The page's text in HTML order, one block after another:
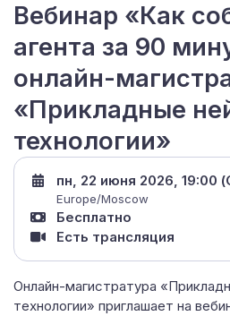
Вебинар «Как
агента за 90
онлайн-
«Прикладные
технологии»
Онлайн-магистратура
технологии» приглашает на
пн, 22 июня 2026, 19:00
Europe/Moscow
Бесплатно
Есть трансляция